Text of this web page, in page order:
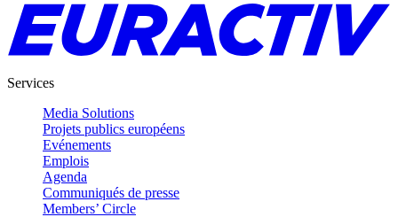
Services
Media Solutions
Projets publics européens
Evénements
Emplois
Agenda
Communiqués de presse
Members’ Circle